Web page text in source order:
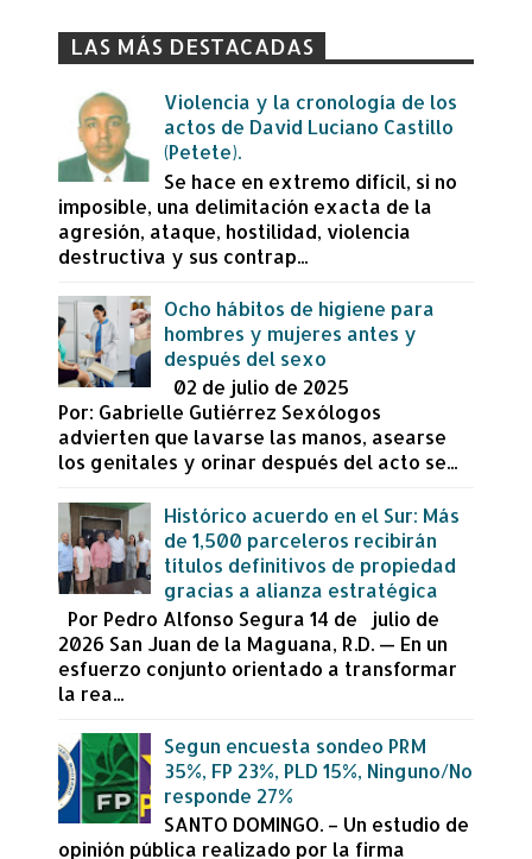
LAS MÁS DESTACADAS
Violencia y la cronología de los
actos de David Luciano Castillo
(Petete).
Se hace en extremo difícil, si no
imposible, una delimitación exacta de la
agresión, ataque, hostilidad, violencia
destructiva y sus contrap...
Ocho hábitos de higiene para
hombres y mujeres antes y
después del sexo
02 de julio de 2025
Por: Gabrielle Gutiérrez Sexólogos
advierten que lavarse las manos, asearse
los genitales y orinar después del acto se...
Histórico acuerdo en el Sur: Más
de 1,500 parceleros recibirán
títulos definitivos de propiedad
gracias a alianza estratégica
Por Pedro Alfonso Segura 14 de julio de
2026 San Juan de la Maguana, R.D. — En un
esfuerzo conjunto orientado a transformar
la rea...
Segun encuesta sondeo PRM
35%, FP 23%, PLD 15%, Ninguno/No
responde 27%
SANTO DOMINGO. – Un estudio de
opinión pública realizado por la firma